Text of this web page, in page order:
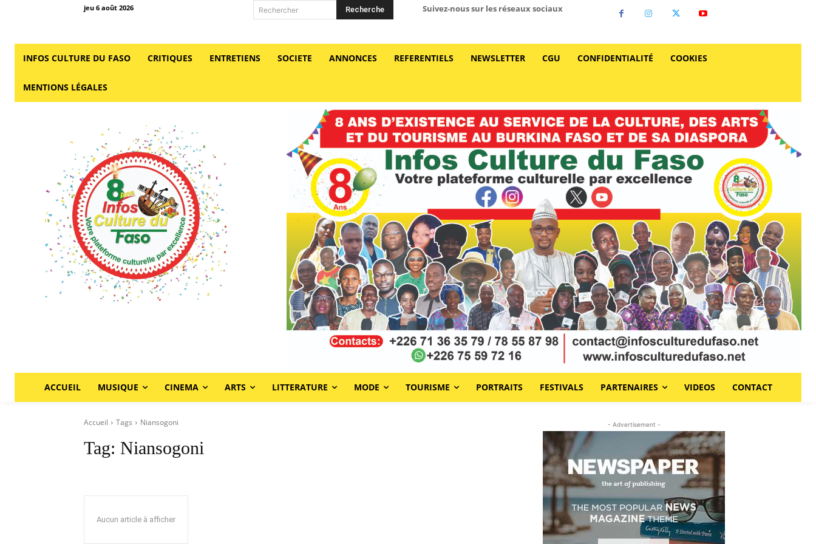
jeu 6 août 2026 Rechercher Recherche Suivez-nous sur les réseaux sociaux
INFOS CULTURE DU FASO CRITIQUES ENTRETIENS SOCIETE ANNONCES REFERENTIELS NEWSLETTER CGU CONFIDENTIALITÉ COOKIES
MENTIONS LÉGALES
ACCUEIL MUSIQUE CINEMA ARTS LITTERATURE MODE TOURISME PORTRAITS FESTIVALS PARTENAIRES VIDEOS CONTACT
Accueil Tags Niansogoni
Tag: Niansogoni
Aucun article à afficher
- Advertisement -